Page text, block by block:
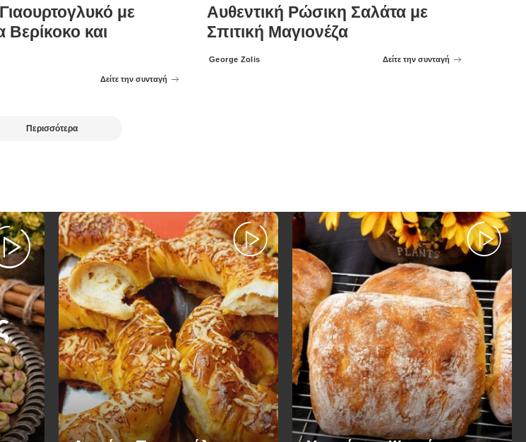
με
και
Δείτε την συνταγή
Αυθεντική Ρώσικη Σαλάτα με
Σπιτική Μαγιονέζα
Posted
George Zolis Δείτε την συνταγή
Περισσότερα